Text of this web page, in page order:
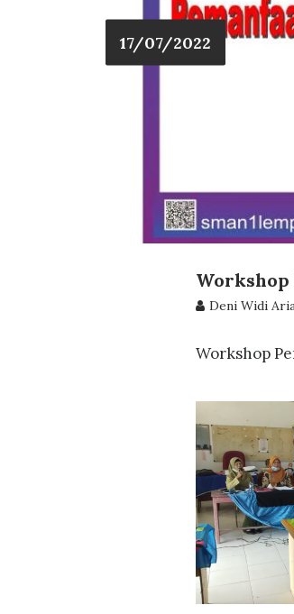
17/07/2022
Deni Widi
Workshop